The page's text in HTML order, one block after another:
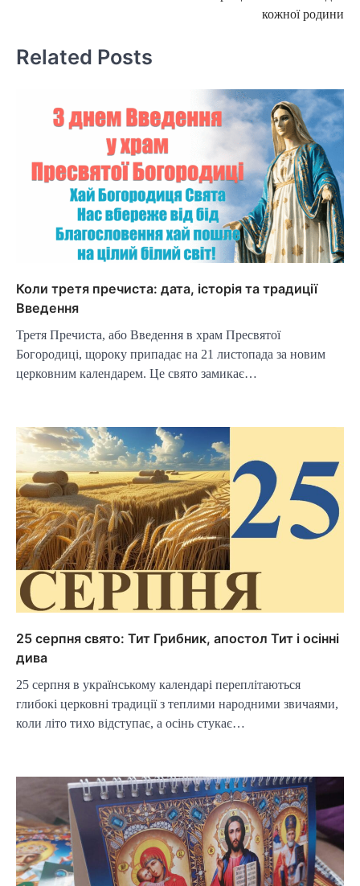
кожної родини
Related Posts
Коли третя пречиста: дата, історія та традиції
Введення
Третя Пречиста, або Введення в храм Пресвятої
Богородиці, щороку припадає на 21 листопада за новим
церковним календарем. Це свято замикає…
25 серпня свято: Тит Грибник, апостол Тит і осінні
дива
25 серпня в українському календарі переплітаються
глибокі церковні традиції з теплими народними звичаями,
коли літо тихо відступає, а осінь стукає…